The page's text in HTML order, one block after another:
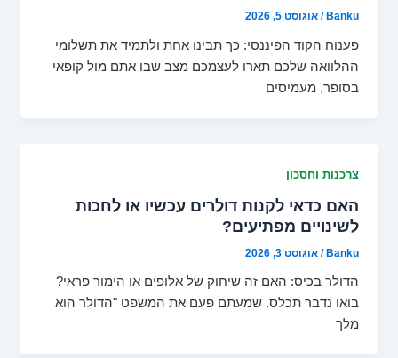
Banku
/אוגוסט 5, 2026
פענוח הקוד הפיננסי: כך תבינו אחת ולתמיד את תשלומי
ההלוואה שלכם תארו לעצמכם מצב שבו אתם מול קופאי
בסופר, מעמיסים
צרכנות וחסכון
האם כדאי לקנות דולרים עכשיו או לחכות
לשינויים מפתיעים?
Banku
/אוגוסט 3, 2026
הדולר בכיס: האם זה שיחוק של אלופים או הימור פראי?
בואו נדבר תכלס. שמעתם פעם את המשפט "הדולר הוא
מלך